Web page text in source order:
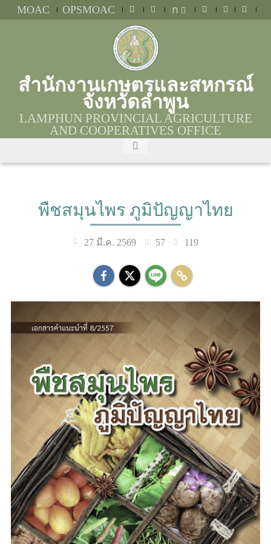
MOAC OPSMOAC ก
สำนักงานเกษตรและสหกรณ์
จังหวัดลำพูน
LAMPHUN PROVINCIAL AGRICULTURE
AND COOPERATIVES OFFICE
พืชสมุนไพร ภูมิปัญญาไทย
27 มี.ค. 2569 57 119